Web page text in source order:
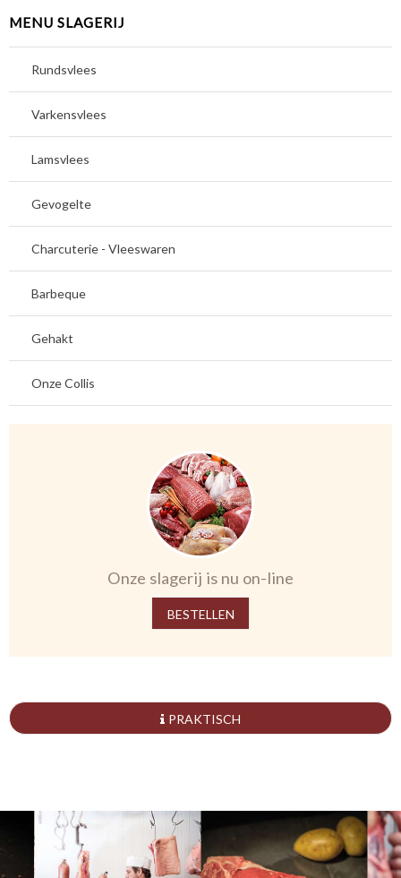
MENU SLAGERIJ
Rundsvlees
Varkensvlees
Lamsvlees
Gevogelte
Charcuterie - Vleeswaren
Barbeque
Gehakt
Onze Collis
Onze slagerij is nu on-line
BESTELLEN
PRAKTISCH